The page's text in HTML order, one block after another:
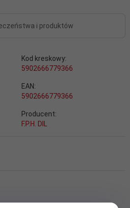
i produktów
Kod kreskowy:
5902666779366
EAN:
5902666779366
Producent:
F.P.H. DIL